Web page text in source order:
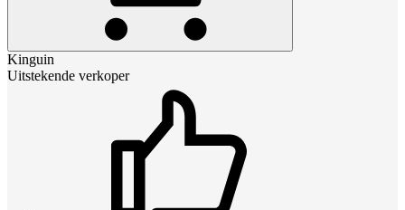
Kinguin
Uitstekende verkoper